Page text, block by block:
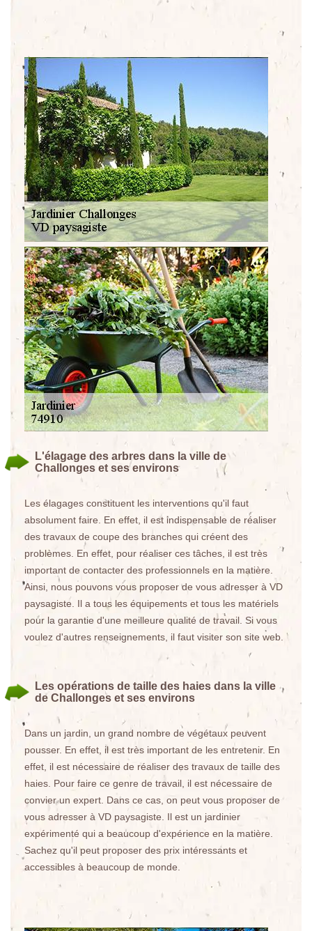
L'élagage des arbres dans la ville de
Challonges et ses environs
Les élagages constituent les interventions qu'il faut
absolument faire. En effet, il est indispensable de réaliser
des travaux de coupe des branches qui créent des
problèmes. En effet, pour réaliser ces tâches, il est très
important de contacter des professionnels en la matière.
Ainsi, nous pouvons vous proposer de vous adresser à VD
paysagiste. Il a tous les équipements et tous les matériels
pour la garantie d'une meilleure qualité de travail. Si vous
voulez d'autres renseignements, il faut visiter son site web.
Les opérations de taille des haies dans la ville
de Challonges et ses environs
Dans un jardin, un grand nombre de végétaux peuvent
pousser. En effet, il est très important de les entretenir. En
effet, il est nécessaire de réaliser des travaux de taille des
haies. Pour faire ce genre de travail, il est nécessaire de
convier un expert. Dans ce cas, on peut vous proposer de
vous adresser à VD paysagiste. Il est un jardinier
expérimenté qui a beaucoup d'expérience en la matière.
Sachez qu'il peut proposer des prix intéressants et
accessibles à beaucoup de monde.